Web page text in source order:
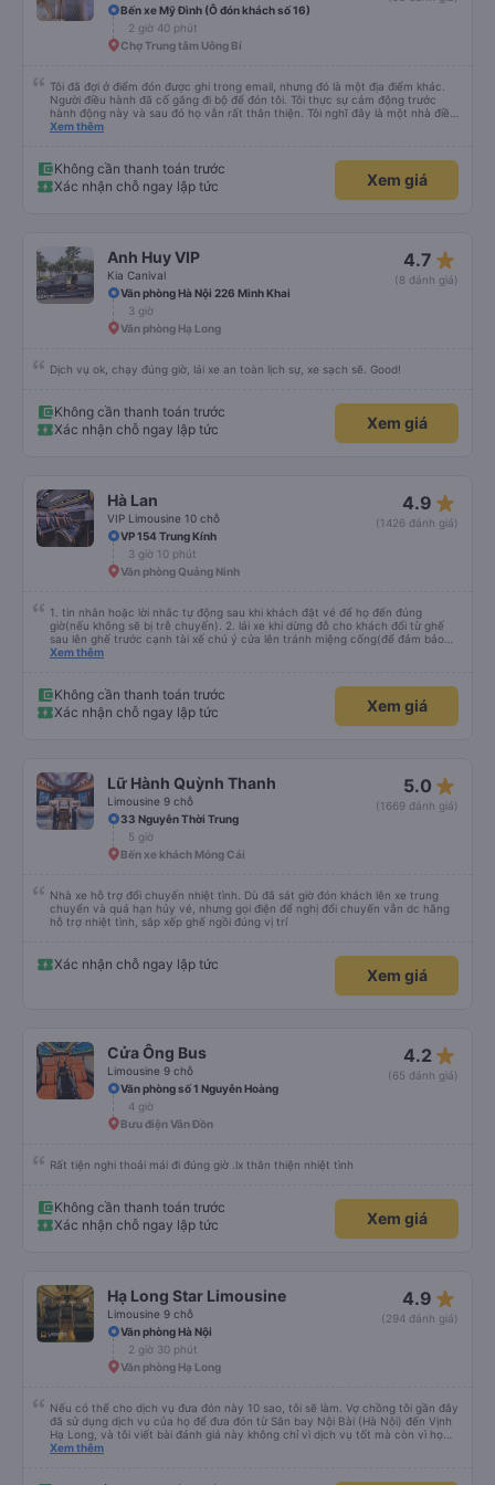
Bến xe Mỹ Đình (Ô đón khách số 16)
2 giờ 40 phút
Chợ Trung tâm Uông Bí
Tôi đã đợi ở điểm đón được ghi trong email, nhưng đó là một địa điểm khác.
Người điều hành đã cố gắng đi bộ để đón tôi. Tôi thực sự cảm động trước
hành động này và sau đó họ vẫn rất thân thiện. Tôi nghĩ đây là một nhà điều
hành xe buýt rất đáng tin cậy.
Xem thêm
Không cần thanh toán trước
Xác nhận chỗ ngay lập tức
Xem giá
Anh Huy VIP
Kia Canival
4.7 star_rate
(8 đánh giá)
Văn phòng Hà Nội 226 Minh Khai
3 giờ
Văn phòng Hạ Long
Dịch vụ ok, chạy đúng giờ, lái xe an toàn lịch sự, xe sạch sẽ. Good!
Không cần thanh toán trước
Xác nhận chỗ ngay lập tức
Xem giá
Hà Lan
VIP Limousine 10 chỗ
4.9 star_rate
(1426 đánh giá)
VP 154 Trung Kính
3 giờ 10 phút
Văn phòng Quảng Ninh
1. tin nhắn hoặc lời nhắc tự động sau khi khách đặt vé để họ đến đúng
giờ(nếu không sẽ bị trễ chuyến). 2. lái xe khi dừng đỗ cho khách đổi từ ghế
sau lên ghế trước cạnh tài xế chú ý cửa lên tránh miệng cống(để đảm bảo
an toàn cho khách- tại HN: miệng cống bằng sắt chữ nhật dạng ô lưới, cửa
Tng kịp 20h, để khách nối chuyến Xe 11 chỗ nên thoáng đãng.
Xem thêm
Không cần thanh toán trước
Xác nhận chỗ ngay lập tức
Xem giá
Lữ Hành Quỳnh Thanh
Limousine 9 chỗ
5.0 star_rate
(1669 đánh giá)
33 Nguyễn Thời Trung
5 giờ
Bến xe khách Móng Cái
Nhà xe hỗ trợ đổi chuyến nhiệt tình. Dù đã sát giờ đón khách lên xe trung
chuyển và quá hạn hủy vé, nhưng gọi điện để nghị đổi chuyến vẫn dc hãng
hỗ trợ nhiệt tình, sắp xếp ghế ngồi đúng vị trí
Xác nhận chỗ ngay lập tức
Xem giá
Cửa Ông Bus
Limousine 9 chỗ
4.2 star_rate
(65 đánh giá)
Văn phòng số 1 Nguyễn Hoàng
4 giờ
Bưu điện Vân Đồn
Rất tiện nghi thoải mái đi đúng giờ .lx thân thiện nhiệt tình
Không cần thanh toán trước
Xác nhận chỗ ngay lập tức
Xem giá
Hạ Long Star Limousine
Limousine 9 chỗ
4.9 star_rate
(294 đánh giá)
Văn phòng Hà Nội
2 giờ 30 phút
Văn phòng Hạ Long
Nếu có thể cho dịch vụ đưa đón này 10 sao, tôi sẽ làm. Vợ chồng tôi gần đây
đã sử dụng dịch vụ của họ để đưa đón từ Sân bay Nội Bài (Hà Nội) đến Vịnh
Hạ Long, và tôi viết bài đánh giá này không chỉ vì dịch vụ tốt mà còn vì họ
thực sự là những anh hùng. Chuyến bay của chúng tôi bị hoãn nghiêm trọng,
Xem thêm